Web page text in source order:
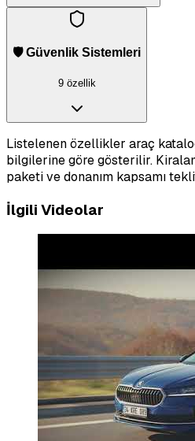
🛡️ Güvenlik Sistemleri
9 özellik
Listelenen özellikler araç
bilgilerine göre gösterilir.
paketi ve donanım kapsamı
İlgili Videolar